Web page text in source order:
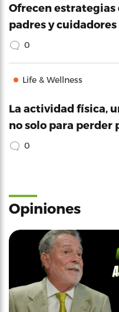
Ofrecen estrategias
padres y
0
Life & Wellness
La actividad física,
no solo para perder
0
Opiniones